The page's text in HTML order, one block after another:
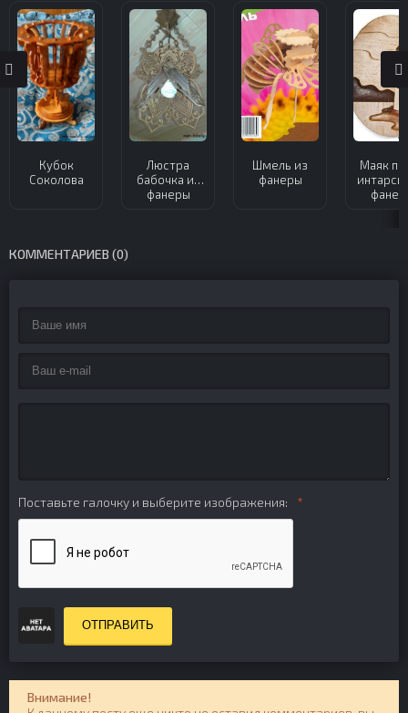
Кубок
Соколова
Люстра
бабочка из
фанеры
Шмель из
фанеры
Маяк
КОММЕНТАРИЕВ (0)
Поставьте галочку и выберите изображения:
ОТПРАВИТЬ
Внимание!